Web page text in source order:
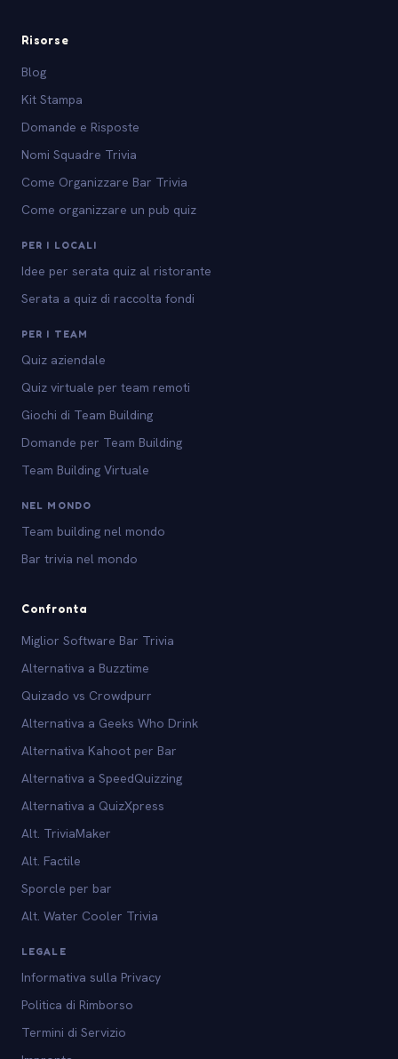
Risorse
Blog
Kit Stampa
Domande e Risposte
Nomi Squadre Trivia
Come Organizzare Bar Trivia
Come organizzare un pub quiz
PER I LOCALI
Idee per serata quiz al ristorante
Serata a quiz di raccolta fondi
PER I TEAM
Quiz aziendale
Quiz virtuale per team remoti
Giochi di Team Building
Domande per Team Building
Team Building Virtuale
NEL MONDO
Team building nel mondo
Bar trivia nel mondo
Confronta
Miglior Software Bar Trivia
Alternativa a Buzztime
Quizado vs Crowdpurr
Alternativa a Geeks Who Drink
Alternativa Kahoot per Bar
Alternativa a SpeedQuizzing
Alternativa a QuizXpress
Alt. TriviaMaker
Alt. Factile
Sporcle per bar
Alt. Water Cooler Trivia
LEGALE
Informativa sulla Privacy
Politica di Rimborso
Termini di Servizio